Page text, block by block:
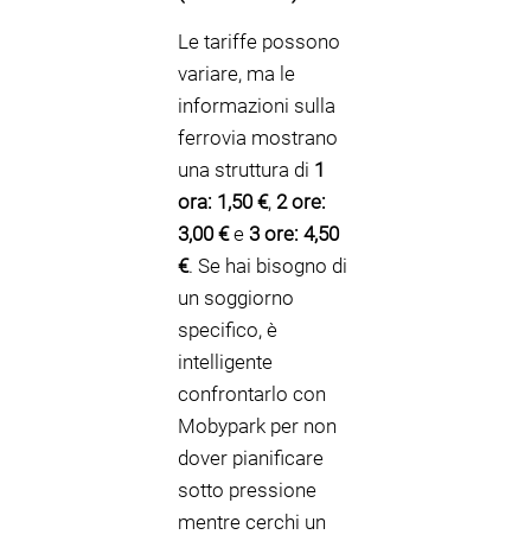
Le tariffe possono
variare, ma le
informazioni sulla
ferrovia mostrano
una struttura di 1
ora: 1,50 €, 2 ore:
3,00 €e 3 ore: 4,50
€. Se hai bisogno di
un soggiorno
specifico, è
intelligente
confrontarlo con
Mobypark per non
dover pianificare
sotto pressione
mentre cerchi un